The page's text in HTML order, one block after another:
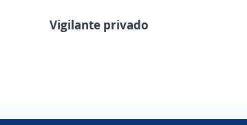
Vigilante privado